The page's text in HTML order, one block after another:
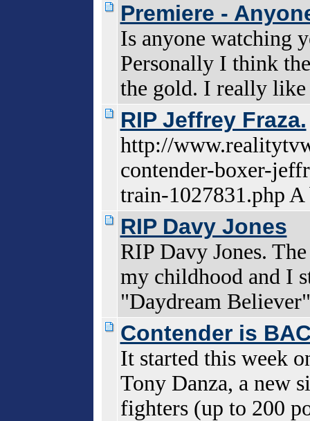
Premiere -
Is anyone watching
Personally I think
the gold. I really
RIP Jeffrey Fraza.
http://
contender-boxer-
train-1027831.php
RIP Davy Jones
RIP Davy Jones.
my childhood and I
"Daydream Believer"
Contender is
It started this week
Tony Danza, a new
fighters (up to 200